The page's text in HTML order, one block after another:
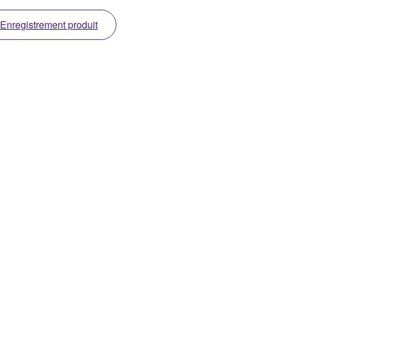
Enregistrement produit